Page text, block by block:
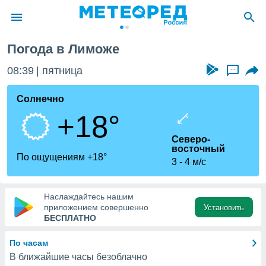
о
Вы можете
к этому
доступ
Погода в Лиможе
08:39 пятница ...
Солнечно
+18°
По ощущениям +18°
Северо-
восточный
3
4 м/с
Наслаждайтесь нашим
приложением совершенно
БЕСПЛАТНО
Установить
По часам
В ближайшие часы безоблачно